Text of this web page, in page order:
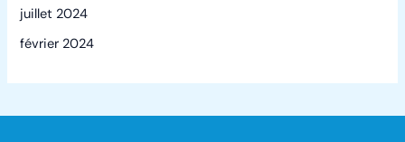
juillet 2024
février 2024